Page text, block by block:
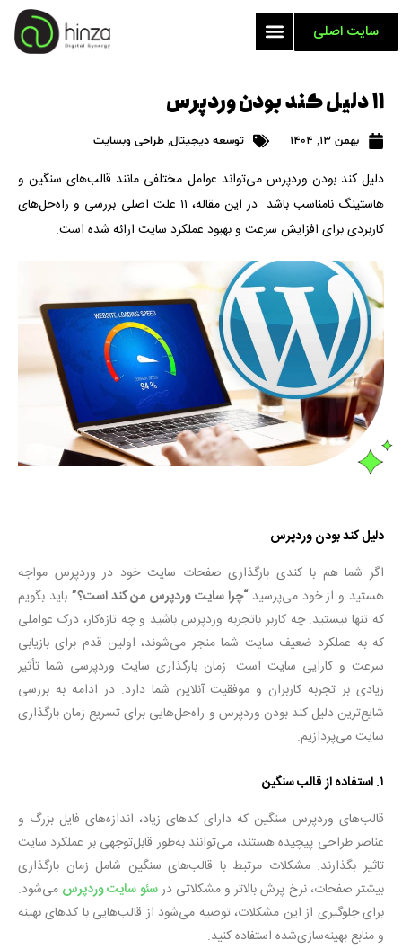
سایت اصلی
۱۱ دلیل کند بودن وردپرس
بهمن 13, 1404 توسعه دیجیتال, طراحی وبسایت
دلیل کند بودن وردپرس می‌تواند عوامل مختلفی مانند قالب‌های سنگین و
هاستینگ نامناسب باشد. در این مقاله، ۱۱ علت اصلی بررسی و راه‌حل‌های
کاربردی برای افزایش سرعت و بهبود عملکرد سایت ارائه شده است.
دلیل کند بودن وردپرس
اگر شما هم با کندی بارگذاری صفحات سایت خود در وردپرس مواجه
هستید و از خود می‌پرسید“چرا سایت وردپرس من کند است؟”باید بگویم
که تنها نیستید. چه کاربر باتجربه وردپرس باشید و چه تازه‌کار، درک عواملی
که به عملکرد ضعیف سایت شما منجر می‌شوند، اولین قدم برای بازیابی
سرعت و کارایی سایت است. زمان بارگذاری سایت وردپرسی شما تأثیر
زیادی بر تجربه کاربران و موفقیت آنلاین شما دارد. در ادامه به بررسی
شایع‌ترین دلیل کند بودن وردپرس و راه‌حل‌هایی برای تسریع زمان بارگذاری
سایت می‌پردازیم.
۱. استفاده از قالب سنگین
قالب‌های وردپرس سنگین که دارای کدهای زیاد، اندازه‌های فایل بزرگ و
عناصر طراحی پیچیده هستند، می‌توانند به‌طور قابل‌توجهی بر عملکرد سایت
تاثیر بگذارند. مشکلات مرتبط با قالب‌های سنگین شامل زمان بارگذاری
بیشتر صفحات، نرخ پرش بالاتر و مشکلاتی درسئو سایت وردپرسمی‌شود.
برای جلوگیری از این مشکلات، توصیه می‌شود از قالب‌هایی با کدهای بهینه
و منابع بهینه‌سازی‌شده استفاده کنید.